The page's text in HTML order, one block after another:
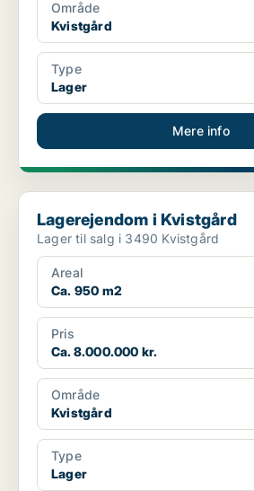
Område
Kvistgård
Type
Lager
Mere info
Lagerejendom i Kvistgård
Lagerejendom i Kvistgård
Lager til salg i 3490 Kvistgård
Areal
Ca. 950 m2
Pris
Ca. 8.000.000 kr.
Område
Kvistgård
Type
Lager